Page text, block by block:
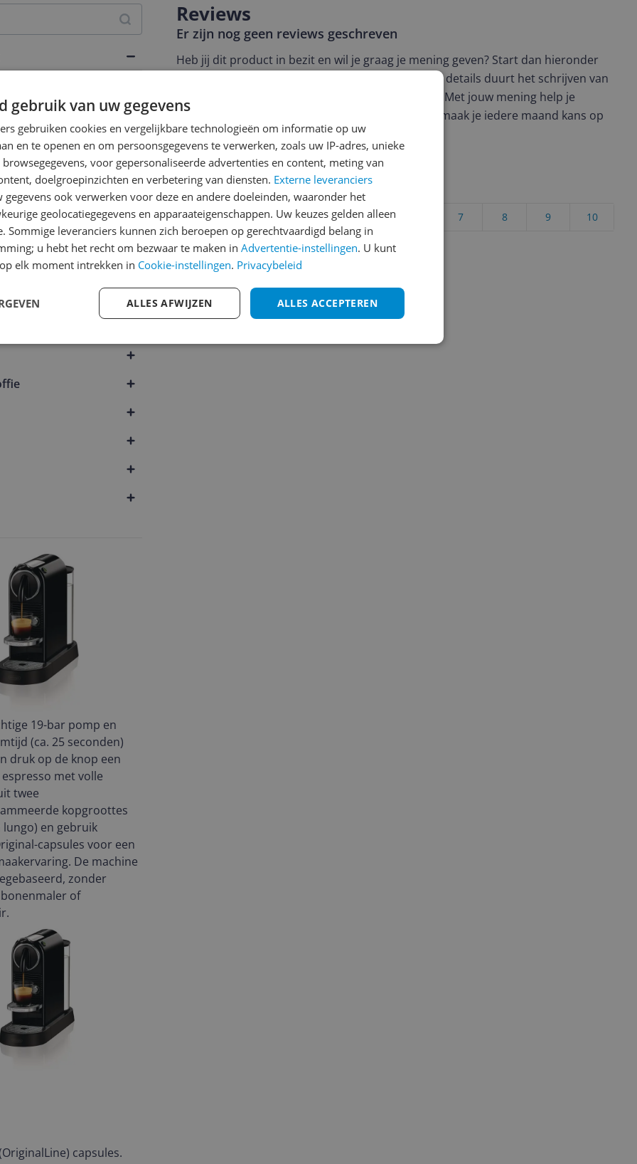
19-bar pomp en
(ca. 25 seconden)
druk op de knop een
met volle
twee
kopgroottes
lungo) en gebruik
capsules voor een
De machine
zonder
of
capsules.
Reviews
Er zijn nog geen reviews geschreven
Heb jij dit product in bezit en wil je graag je mening geven? Start dan hieronder
met het schrijven van je review. Afhankelijk van de details duurt het schrijven van
een review gemiddeld tussen de 3 en 10 minuten. Met jouw mening help je
andere bezoekers een betere keuze te maken én maak je iedere maand kans op
€250,-! Klik hier voor de actievoorwaarden.
Cijfer
Welk cijfer geef jij dit product?
10
9
8
7
5
4
3
2
1
Vraag 1 van 4
gebruik van uw gegevens
gebruiken cookies en vergelijkbare technologieën om informatie op uw
en te openen en om persoonsgegevens te verwerken, zoals uw IP-adres, unieke
voor gepersonaliseerde advertenties en content, meting van
doelgroepinzichten en verbetering van diensten. Externe leveranciers
gegevens ook verwerken voor deze en andere doeleinden, waaronder het
geolocatiegegevens en apparaateigenschappen. Uw keuzes gelden alleen
Sommige leveranciers kunnen zich beroepen op gerechtvaardigd belang in
u hebt het recht om bezwaar te maken in Advertentie-instellingen. U kunt
elk moment intrekken in Cookie-instellingen. Privacybeleid
ALLES ACCEPTEREN
ALLES AFWIJZEN